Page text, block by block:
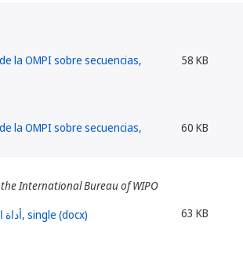
58 KB
60 KB
the International Bureau of WIPO
63 KB